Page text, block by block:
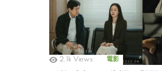
2.1k Views 電影